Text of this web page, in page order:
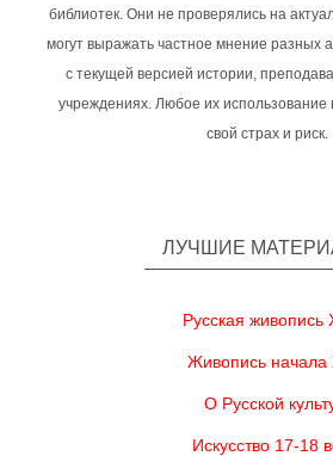
библиотек. Они не проверялись на
могут выражать частное мнение разных
с текущей версией истории,
учреждениях. Любое их использование
свой страх и риск.
ЛУЧШИЕ
Русская живопись
Живопись начала
О Русской
Искусство 17-18